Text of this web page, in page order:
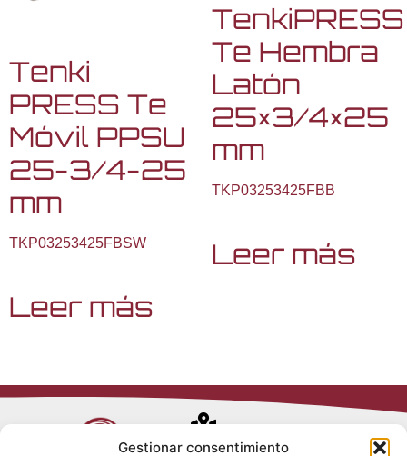
Gestionar consentimiento
Tenki
PRESS Te
Móvil PPSU
25-3/4-25
mm
TKP03253425FBSW
Leer más
TenkiPRESS
Te Hembra
Latón
25×3/4×25
mm
TKP03253425FBB
Leer más
Avenida de